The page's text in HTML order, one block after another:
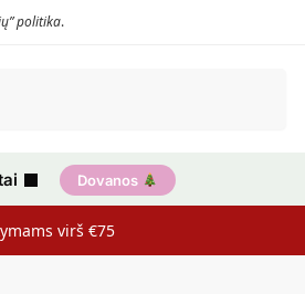
politika.
Dovanos
virš €75